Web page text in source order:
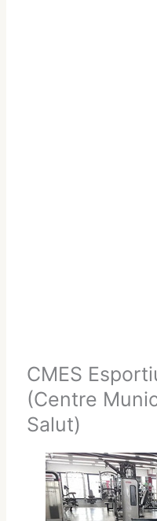
CMES
(Centre
Salut)